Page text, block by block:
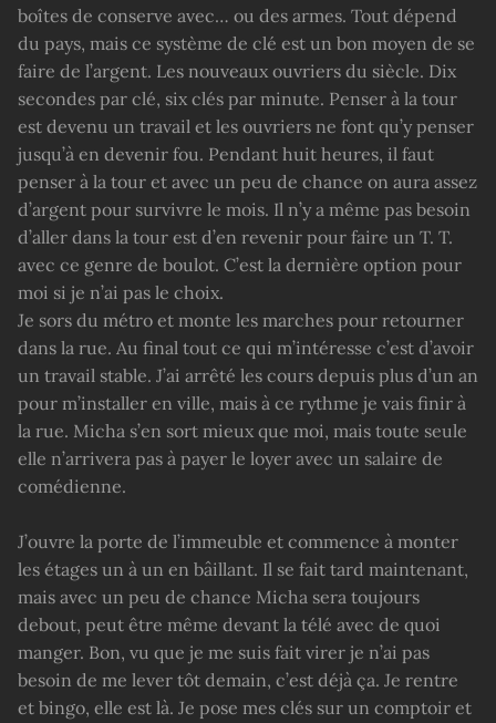
boîtes de conserve avec… ou des armes. Tout dépend
du pays, mais ce système de clé est un bon moyen de se
faire de l’argent. Les nouveaux ouvriers du siècle. Dix
secondes par clé, six clés par minute. Penser à la tour
est devenu un travail et les ouvriers ne font qu’y penser
jusqu’à en devenir fou. Pendant huit heures, il faut
penser à la tour et avec un peu de chance on aura assez
d’argent pour survivre le mois. Il n’y a même pas besoin
d’aller dans la tour est d’en revenir pour faire un T. T.
avec ce genre de boulot. C’est la dernière option pour
moi si je n’ai pas le choix.
Je sors du métro et monte les marches pour retourner
dans la rue. Au final tout ce qui m’intéresse c’est d’avoir
un travail stable. J’ai arrêté les cours depuis plus d’un an
pour m’installer en ville, mais à ce rythme je vais finir à
la rue. Micha s’en sort mieux que moi, mais toute seule
elle n’arrivera pas à payer le loyer avec un salaire de
comédienne.
J’ouvre la porte de l’immeuble et commence à monter
les étages un à un en bâillant. Il se fait tard maintenant,
mais avec un peu de chance Micha sera toujours
debout, peut être même devant la télé avec de quoi
manger. Bon, vu que je me suis fait virer je n’ai pas
besoin de me lever tôt demain, c’est déjà ça. Je rentre
et bingo, elle est là. Je pose mes clés sur un comptoir et